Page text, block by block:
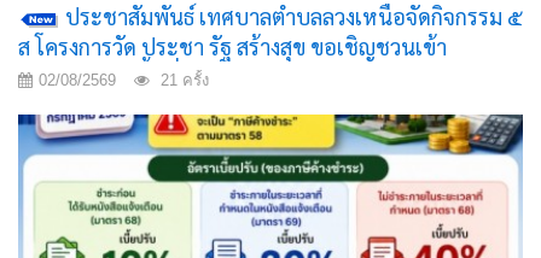
ประชาสัมพันธ์ เทศบาลตำบลลวงเหนือจัดกิจกรรม ๕
ส โครงการวัด ประชา รัฐ สร้างสุข ขอเชิญชวนเข้า
ประชาชนในพื้นที่ตำบลลวงเหนือ เข้าร่วมกิจกรรม พิธี
๕ ส"
02/08/2569 21 ครั้ง